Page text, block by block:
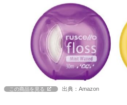
この商品を見る 出典：Amazon